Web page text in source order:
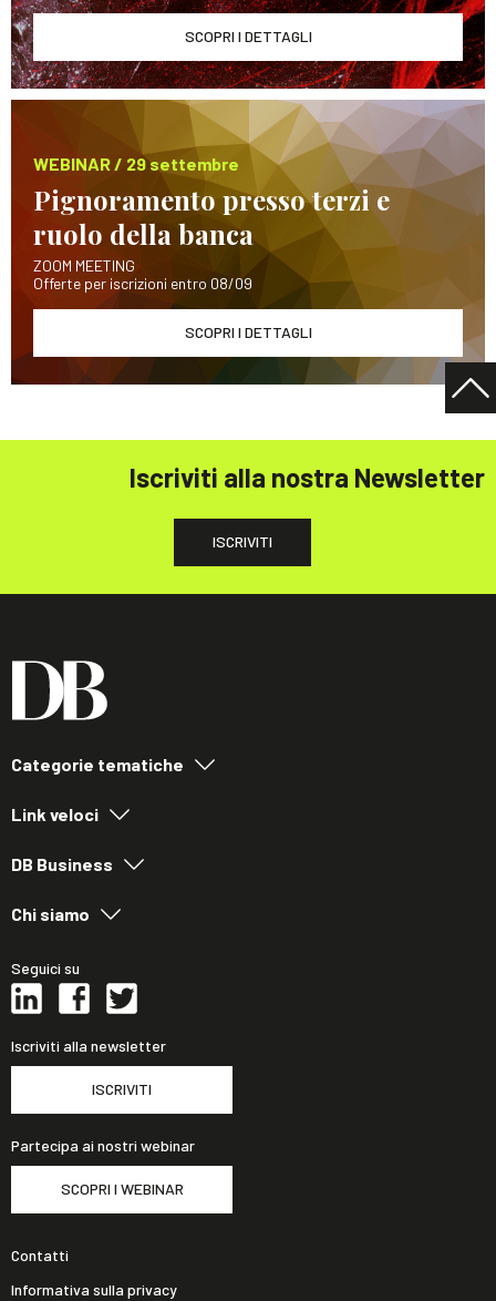
SCOPRI I DETTAGLI
WEBINAR / 29 settembre
Pignoramento presso terzi e
ruolo della banca
ZOOM MEETING
Offerte per iscrizioni entro 08/09
SCOPRI I DETTAGLI
Iscriviti alla nostra Newsletter
ISCRIVITI
Categorie tematiche
Link veloci
DB Business
Chi siamo
Seguici su
Iscriviti alla newsletter
ISCRIVITI
Partecipa ai nostri webinar
SCOPRI I WEBINAR
Contatti
Informativa sulla privacy